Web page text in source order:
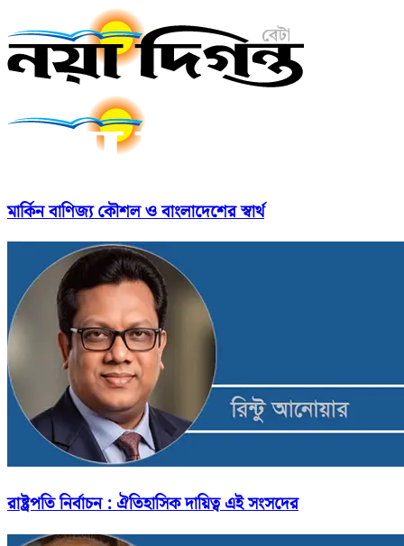
মার্কিন বাণিজ্য কৌশল ও বাংলাদেশের স্বার্থ
রাষ্ট্রপতি নির্বাচন : ঐতিহাসিক দায়িত্ব এই সংসদের